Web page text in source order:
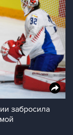
забросила